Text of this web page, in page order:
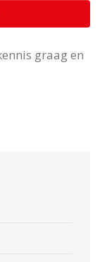
graag en